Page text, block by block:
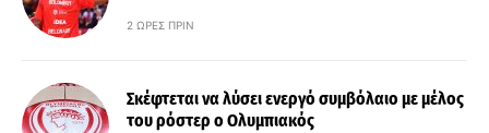
2 ΏΡΕΣ ΠΡΙΝ
Σκέφτεται να λύσει ενεργό συμβόλαιο με μέλος
του ρόστερ ο Ολυμπιακός